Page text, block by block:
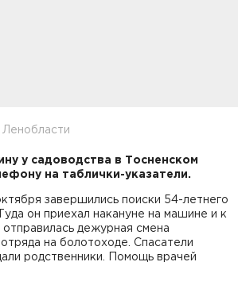
у садоводства в Тосненском
на таблички-указатели.
завершились поиски 54-летнего
он приехал накануне на машине и к
дежурная смена
на болотоходе. Спасатели
родственники. Помощь врачей